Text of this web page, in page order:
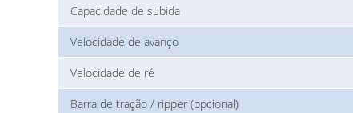
Capacidade de subida
Velocidade de avanço
Velocidade de ré
Barra de tração / ripper (opcional)